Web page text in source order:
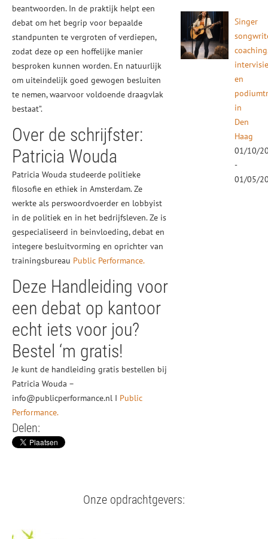
beantwoorden. In de praktijk helpt een
debat om het begrip voor bepaalde
standpunten te vergroten of verdiepen,
zodat deze op een hoffelijke manier
besproken kunnen worden. En natuurlijk
om uiteindelijk goed gewogen besluiten
te nemen, waarvoor voldoende draagvlak
bestaat”.
Over de schrijfster:
Patricia Wouda
Patricia Wouda studeerde politieke
filosofie en ethiek in Amsterdam. Ze
werkte als perswoordvoerder en lobbyist
in de politiek en in het bedrijfsleven. Ze is
gespecialiseerd in beinvloeding, debat en
integere besluitvorming en oprichter van
trainingsbureau Public Performance.
Deze Handleiding voor
een debat op kantoor
echt iets voor jou?
Bestel ‘m gratis!
Je kunt de handleiding gratis bestellen bij
Patricia Wouda –
info@publicperformance.nl I Public
Performance.
Delen:
Singer
en
in
Den
Haag
01/10/
-
01/05/
Onze opdrachtgevers: